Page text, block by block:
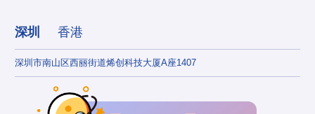
深圳 香港
深圳市南山区西丽街道烯创科技大厦A座1407